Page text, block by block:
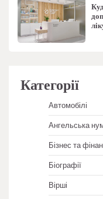
Категорії
Автомобілі
Ангельська
Бізнес та
Біографії
Вірші